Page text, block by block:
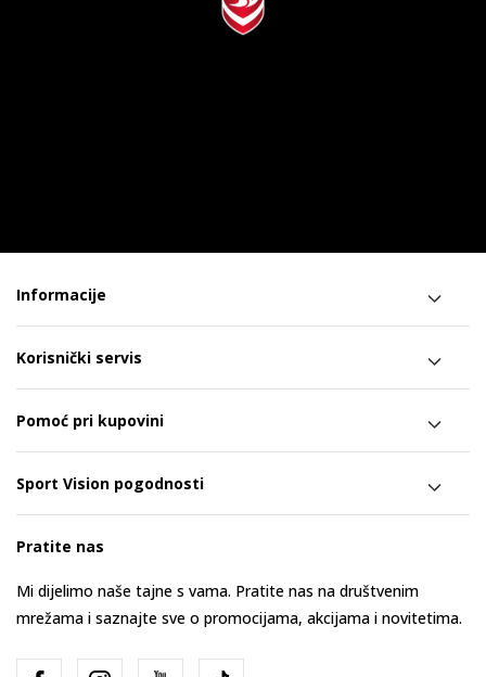
Informacije
Korisnički servis
Pomoć pri kupovini
Sport Vision pogodnosti
Pratite nas
Mi dijelimo naše tajne s vama. Pratite nas na društvenim
mrežama i saznajte sve o promocijama, akcijama i novitetima.